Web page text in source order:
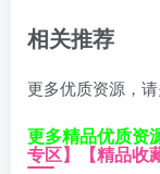
相关推荐
更多优质资源，
更多精品优质资
专区】 【精品收